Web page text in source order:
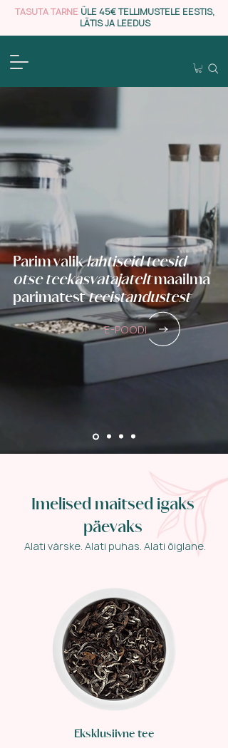
TASUTA TARNE ÜLE 45€ TELLIMUSTELE EESTIS,
LÄTIS JA LEEDUS
Parim valik lahtiseid teesid
otse teekasvatajateltmaailma
parimatestteeistandustest
E-POODI
Imelised maitsed igaks
päevaks
Alati värske. Alati puhas. Alati õiglane.
Eksklusiivne tee